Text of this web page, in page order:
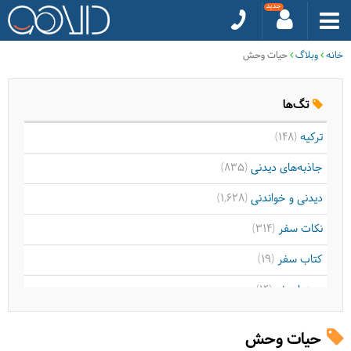
خانه وبلاگ حیات وحش
تگ‌ها
ترکیه(148)
جاذبه‌های دیدنی(835)
دیدنی و خواندنی(1,628)
نکات سفر(314)
کتاب سفر(19)
سینما سفر (14)
حیات وحش